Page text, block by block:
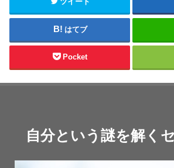
はてブ
Pocket
自分という謎を解く